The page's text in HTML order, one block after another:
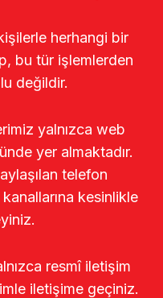
herhangi bir
bu tür işlemlerden
değildir.
yalnızca web
yer almaktadır.
telefon
kesinlikle
resmî iletişim
iletişime geçiniz.